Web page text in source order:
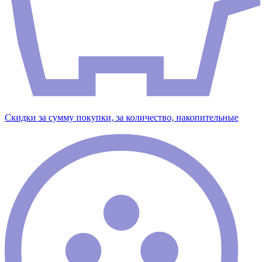
Скидки за сумму покупки, за количество, накопительные